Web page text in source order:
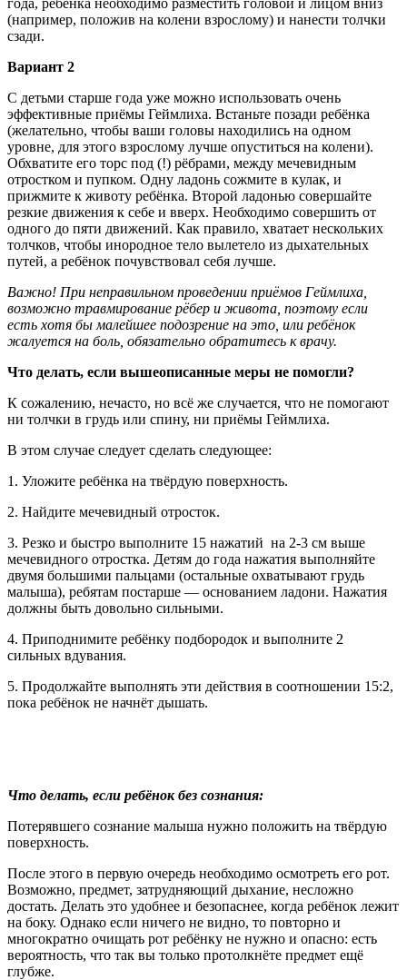
(например, положив на колени взрослому) и нанести толчки
сзади.
Вариант 2
С детьми старше года уже можно использовать очень
эффективные приёмы Геймлиха. Встаньте позади ребёнка
(желательно, чтобы ваши головы находились на одном
уровне, для этого взрослому лучше опуститься на колени).
Обхватите его торс под (!) рёбрами, между мечевидным
отростком и пупком. Одну ладонь сожмите в кулак, и
прижмите к животу ребёнка. Второй ладонью совершайте
резкие движения к себе и вверх. Необходимо совершить от
одного до пяти движений. Как правило, хватает нескольких
толчков, чтобы инородное тело вылетело из дыхательных
путей, а ребёнок почувствовал себя лучше.
Важно! При неправильном проведении приёмов Геймлиха,
возможно травмирование рёбер и живота, поэтому если
есть хотя бы малейшее подозрение на это, или ребёнок
жалуется на боль, обязательно обратитесь к врачу.
Что делать, если вышеописанные меры не помогли?
К сожалению, нечасто, но всё же случается, что не помогают
ни толчки в грудь или спину, ни приёмы Геймлиха.
В этом случае следует сделать следующее:
1. Уложите ребёнка на твёрдую поверхность.
2. Найдите мечевидный отросток.
3. Резко и быстро выполните 15 нажатий на 2-3 см выше
мечевидного отростка. Детям до года нажатия выполняйте
двумя большими пальцами (остальные охватывают грудь
малыша), ребятам постарше — основанием ладони. Нажатия
должны быть довольно сильными.
4. Приподнимите ребёнку подбородок и выполните 2
сильных вдувания.
5. Продолжайте выполнять эти действия в соотношении 15:2,
пока ребёнок не начнёт дышать.
Что делать, если ребёнок без сознания:
Потерявшего сознание малыша нужно положить на твёрдую
поверхность.
После этого в первую очередь необходимо осмотреть его рот.
Возможно, предмет, затрудняющий дыхание, несложно
достать. Делать это удобнее и безопаснее, когда ребёнок лежит
на боку. Однако если ничего не видно, то повторно и
многократно очищать рот ребёнку не нужно и опасно: есть
вероятность, что так вы только протолкнёте предмет ещё
глубже.